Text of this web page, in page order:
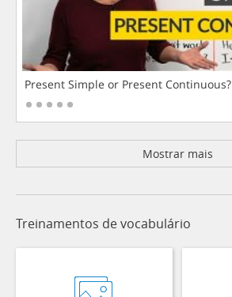
Present Simple or Present Continuous?
Mostrar mais
Treinamentos de vocabulário